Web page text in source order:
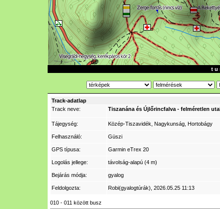
t u
Track-adatlap
Track neve:
Tiszanána és Újlőrincfalva - felméretlen
Tájegység: Közép-Tiszavidék, Nagykunság, Hortobágy
Felhasználó: Güszi
GPS típusa: Garmin eTrex 20
Logolás jellege: távolság-alapú (4 m)
Bejárás módja: gyalog
Feldolgozta: Robi(gyalogtúrák) , 2026.05.25 11:13
010 - 011 között busz